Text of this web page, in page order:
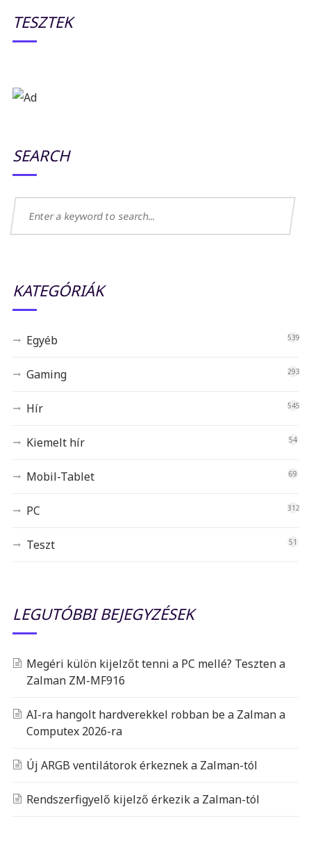
TESZTEK
SEARCH
KATEGÓRIÁK
Egyéb 539
Gaming 293
Hír 545
Kiemelt hír 54
Mobil-Tablet 69
PC 312
Teszt 51
LEGUTÓBBI BEJEGYZÉSEK
Megéri külön kijelzőt tenni a PC mellé? Teszten a
Zalman ZM-MF916
AI-ra hangolt hardverekkel robban be a Zalman a
Computex 2026-ra
Új ARGB ventilátorok érkeznek a Zalman-tól
Rendszerfigyelő kijelző érkezik a Zalman-tól